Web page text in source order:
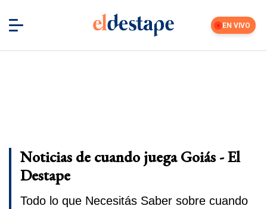
EN VIVO
Noticias de cuando juega Goiás - El
Destape
Todo lo que Necesitás Saber sobre cuando